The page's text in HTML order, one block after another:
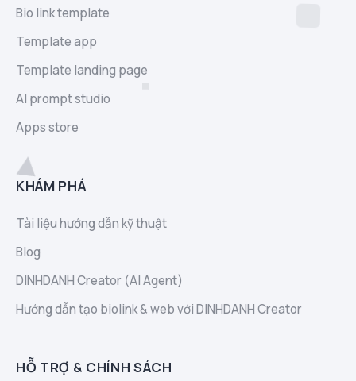
Bio link template
Template app
Template landing page
AI prompt studio
Apps store
KHÁM PHÁ
Tài liệu hướng dẫn kỹ thuật
Blog
DINHDANH Creator (AI Agent)
Hướng dẫn tạo biolink & web với DINHDANH Creator
HỖ TRỢ & CHÍNH SÁCH